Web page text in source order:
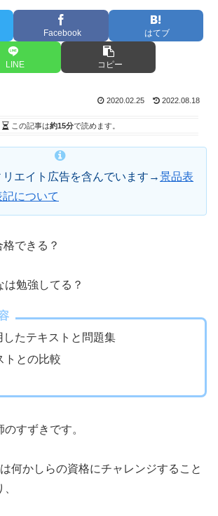
Facebook はてブ
LINE コピー
2020.02.25 2022.08.18
この記事は約15分で読めます。
リエイト広告を含んでいます→景品表
について
できる？
は勉強してる？
したテキストと問題集
トとの比較
すずきです。
何かしらの資格にチャレンジすること